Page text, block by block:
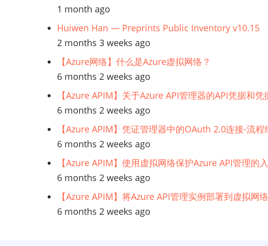
1 month ago
Huiwen Han — Preprints Public Inventory v10.15
2 months 3 weeks ago
【Azure网络】什么是Azure虚拟网络？
6 months 2 weeks ago
【Azure APIM】关于Azure API管理器的API凭据和凭
6 months 2 weeks ago
【Azure APIM】凭证管理器中的OAuth 2.0连接-流程
6 months 2 weeks ago
【Azure APIM】使用虚拟网络保护Azure API管理的
6 months 2 weeks ago
【Azure APIM】将Azure API管理实例部署到虚拟网
6 months 2 weeks ago